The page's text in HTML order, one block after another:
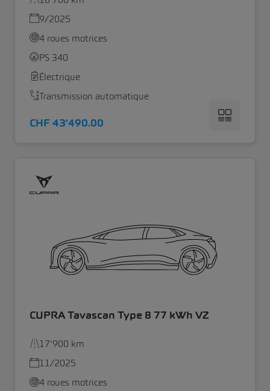
9/2025
4 roues motrices
PS 340
Électrique
Transmission automatique
CHF 43’490.00
CUPRA Tavascan Type 8 77 kWh VZ
17’900 km
11/2025
4 roues motrices